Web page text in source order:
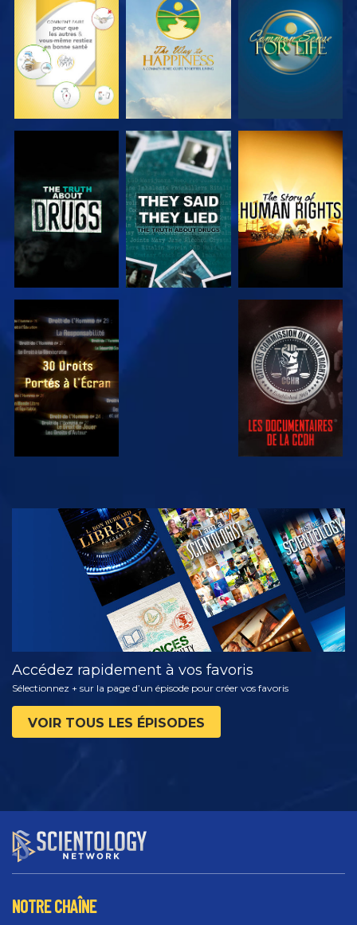
REGARDER REGARDER REGARDER
REGARDER REGARDER
REGARDER REGARDER
REGARDER
DÉCOUVRIR
LES SÉRIES
Accédez rapidement à vos favoris
Sélectionnez + sur la page d’un épisode pour créer vos favoris
VOIR TOUS LES ÉPISODES
NOTRE CHAÎNE